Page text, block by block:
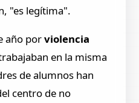
"es legítima".
año porviolencia
en la misma
de alumnos han
centro de no